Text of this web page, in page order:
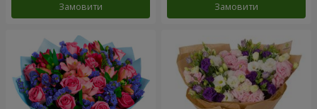
Замовити Замовити